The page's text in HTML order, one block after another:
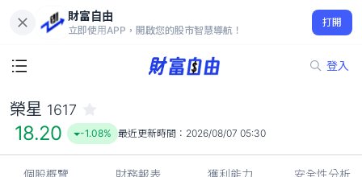
財富自由
立即使用APP，開啟您的股市智慧導航！
打開
登入
18.20
-1.08%
榮星 1617
18.20 -1.08% 最近更新時間： 2026/08/07 05:30
個股概覽 財務報表 獲利能力 安全性分析